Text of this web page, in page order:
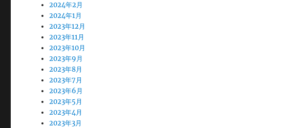
2024年2月
2024年1月
2023年12月
2023年11月
2023年10月
2023年9月
2023年8月
2023年7月
2023年6月
2023年5月
2023年4月
2023年3月